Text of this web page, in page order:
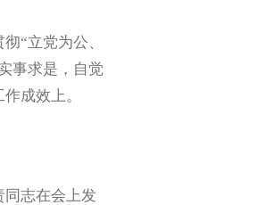
“立党为公、
事求是，自觉
成效上。
志在会上发